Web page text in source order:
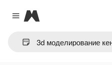
Close menu
Magnific